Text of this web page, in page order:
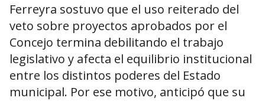
Ferreyra sostuvo que el uso reiterado del
veto sobre proyectos aprobados por el
Concejo termina debilitando el trabajo
legislativo y afecta el equilibrio institucional
entre los distintos poderes del Estado
municipal. Por ese motivo, anticipó que su